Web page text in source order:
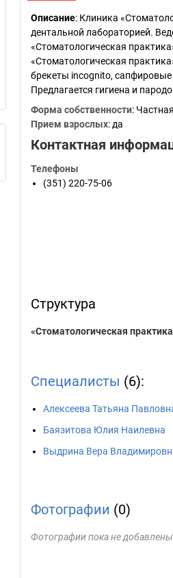
Описание: Клиника
дентальной лабораторией.
«Стоматологическая
«Стоматологическая
брекеты incognito, сапфировые
Предлагается гигиена и
Форма собственности: Частная
Прием взрослых: да
Контактная
Телефоны
(351) 220-75-06
Структура
«Стоматологическая
Специалисты (6):
Алексеева Татьяна
Баязитова Юлия Наилевна
Выдрина Вера
Фотографии (0)
Фотографии пока не добавлены